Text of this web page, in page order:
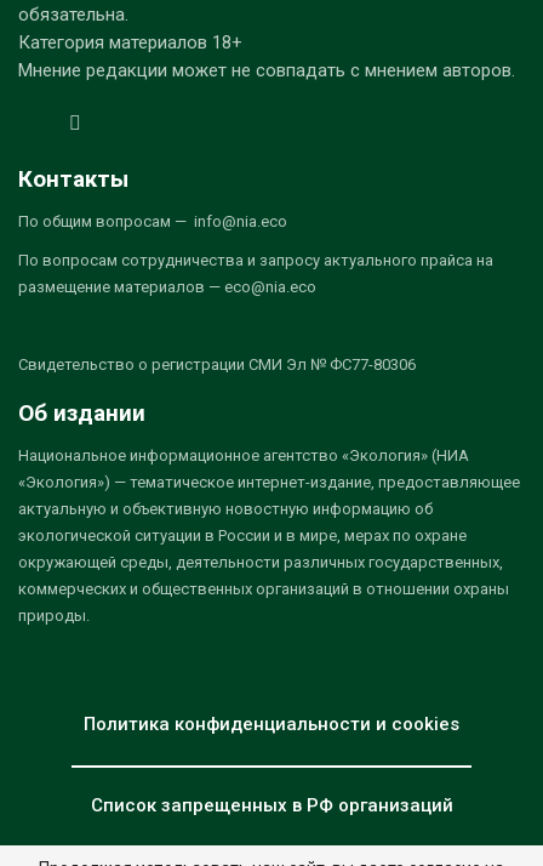
обязательна.
Категория материалов 18+
Мнение редакции может не совпадать с мнением авторов.
Контакты
По общим вопросам — info@nia.eco
По вопросам сотрудничества и запросу актуального прайса на
размещение материалов — eco@nia.eco
Свидетельство о регистрации СМИ Эл № ФС77-80306
Об издании
Национальное информационное агентство «Экология» (НИА
«Экология») — тематическое интернет-издание, предоставляющее
актуальную и объективную новостную информацию об
экологической ситуации в России и в мире, мерах по охране
окружающей среды, деятельности различных государственных,
коммерческих и общественных организаций в отношении охраны
природы.
Политика конфиденциальности и cookies
Список запрещенных в РФ организаций